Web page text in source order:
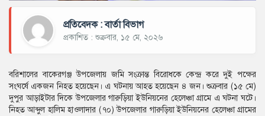
প্রতিবেদক : বার্তা বিভাগ
প্রকাশিত : শুক্রবার, ১৫ মে, ২০২৬
বরিশালের বাকেরগঞ্জ উপজেলায় জমি সংক্রান্ত বিরোধকে কেন্দ্র করে দুই পক্ষের
সংঘর্ষে একজন নিহত হয়েছেন। এ ঘটনায় আহত হয়েছেন ৪ জন। শুক্রবার (১৫ মে)
দুপুর আড়াইটার দিকে উপজেলার গারুড়িয়া ইউনিয়নের হেলেঞ্চা গ্রামে এ ঘটনা ঘটে।
নিহত আব্দুল হালিম হাওলাদার (৭০) উপজেলার গারুড়িয়া ইউনিয়নের হেলেঞ্চা গ্রামের